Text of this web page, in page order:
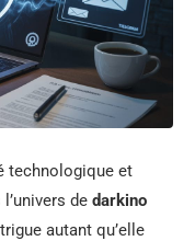
technologique et
de darkino
autant qu’elle